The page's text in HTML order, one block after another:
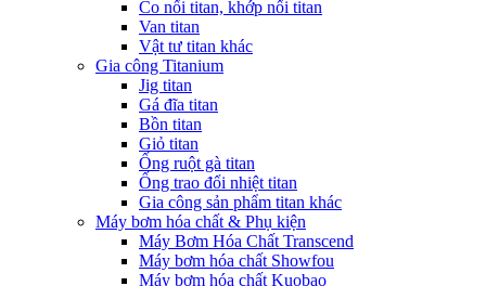
Co nối titan, khớp nối titan
Van titan
Vật tư titan khác
Gia công Titanium
Jig titan
Gá đĩa titan
Bồn titan
Giỏ titan
Ống ruột gà titan
Ống trao đổi nhiệt titan
Gia công sản phẩm titan khác
Máy bơm hóa chất & Phụ kiện
Máy Bơm Hóa Chất Transcend
Máy bơm hóa chất Showfou
Máy bơm hóa chất Kuobao